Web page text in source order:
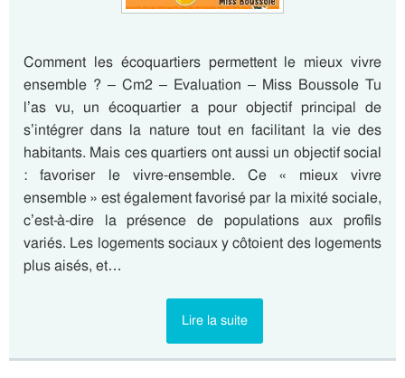
Comment les écoquartiers permettent le mieux vivre
ensemble ? – Cm2 – Evaluation – Miss Boussole Tu
l’as vu, un écoquartier a pour objectif principal de
s’intégrer dans la nature tout en facilitant la vie des
habitants. Mais ces quartiers ont aussi un objectif social
: favoriser le vivre-ensemble. Ce « mieux vivre
ensemble » est également favorisé par la mixité sociale,
c’est-à-dire la présence de populations aux profils
variés. Les logements sociaux y côtoient des logements
plus aisés, et…
Lire la suite